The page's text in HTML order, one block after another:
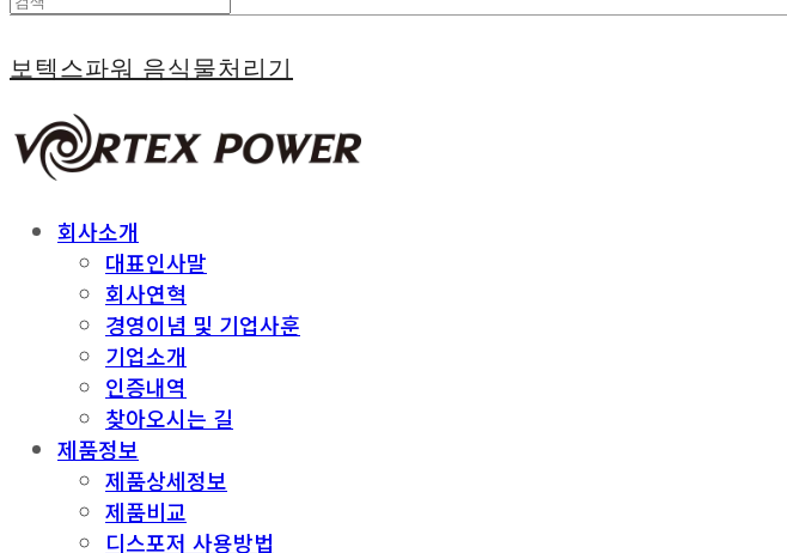
보텍스파워 음식물처리기
회사소개
대표인사말
회사연혁
경영이념 및 기업사훈
기업소개
인증내역
찾아오시는 길
제품정보
제품상세정보
제품비교
디스포저 사용방법